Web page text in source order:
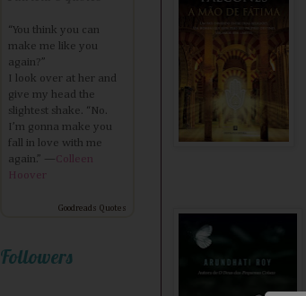
“You think you can
make me like you
again?”
I look over at her and
give my head the
slightest shake. “No.
I’m gonna make you
fall in love with me
again.” —Colleen
Hoover
Goodreads Quotes
Followers